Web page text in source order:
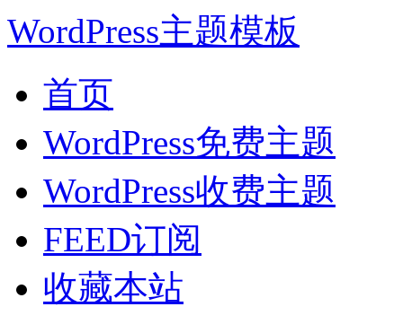
WordPress主题模板
首页
WordPress免费主题
WordPress收费主题
FEED订阅
收藏本站